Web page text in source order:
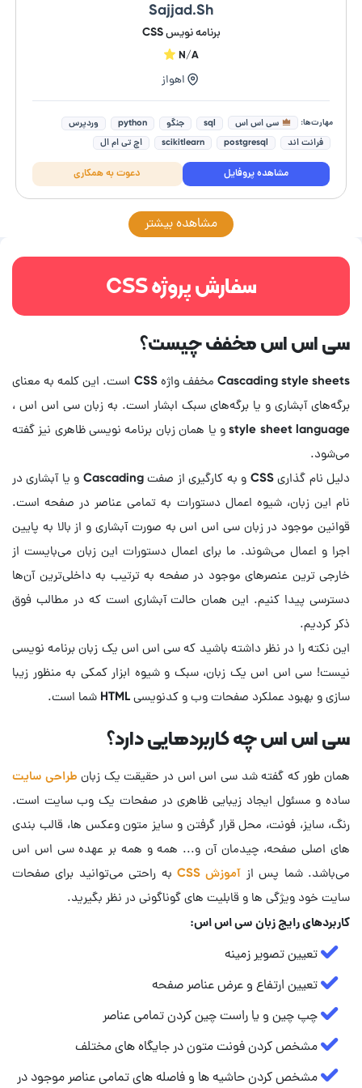
Sajjad.Sh
برنامه نویس CSS
N/A
اهواز
مهارت‌ها: سی اس اس sql جنگو python
وردپرس
فرانت اند
postgresql
scikitlearn
اچ تی ام ال
دیتا ساینس (Data science)
مشاهده پروفایل دعوت به همکاری
مشاهده بیشتر
سفارش پروژه CSS
سی اس اس مخفف چیست؟
Cascading style sheets مخفف واژه CSS است. این کلمه به معنای
برگه‌های آبشاری و یا برگه‌های سبک ابشار است. به زبان سی اس اس ،
style sheet language و یا همان زبان برنامه نویسی ظاهری نیز گفته‌
دلیل نام گذاری CSS و به کارگیری از صفت Cascading و یا آبشاری در
نام این زبان، شیوه اعمال دستورات به تمامی عناصر در صفحه است.
قوانین موجود در زبان سی اس اس به صورت آبشاری و از بالا به پایین
اجرا و اعمال می‌شوند. ما برای اعمال دستورات این زبان می‌بایست از
خارجی ترین عنصرهای موجود در صفحه به ترتیب به داخلی‌ترین آن‌ها
دسترسی پیدا کنیم. این همان حالت آبشاری است که در مطالب فوق
این نکته را در نظر داشته باشید که سی اس اس یک زبان برنامه نویسی
نیست! سی اس اس یک زبان، سبک و شیوه ابزار کمکی به منظور زیبا
سازی و بهبود عملکرد صفحات وب و کدنویسی HTML شما است.
سی اس اس چه کاربردهایی دارد؟
همان طور که گفته شد سی اس اس در حقیقت یک زبان طراحی سایت
ساده و مسئول ایجاد زیبایی ظاهری در صفحات یک وب سایت است.
رنگ، سایز، فونت، محل قرار گرفتن و سایز متون وعکس ها، قالب بندی
های اصلی صفحه، چیدمان آن و... همه و همه بر عهده سی اس اس
می‌باشد. شما پس از آموزش CSS
به راحتی می‌توانید برای صفحات
سایت خود ویژگی ها و قابلیت های گوناگونی در نظر بگیرید.
کاربردهای رایج زبان سی اس اس:
تعیین تصویر زمینه
تعیین ارتفاع و عرض عناصر صفحه
چپ چین و یا راست چین کردن تمامی عناصر
مشخص کردن فونت متون در جایگاه های مختلف
مشخص کردن حاشیه ها و فاصله های تمامی عناصر موجود در